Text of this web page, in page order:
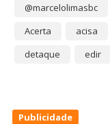
@marcelolimasbc
Acerta
acisa
detaque
edir
Publicidade